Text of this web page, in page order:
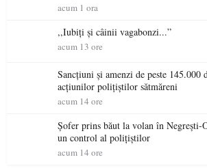
acum 1 ora
,,Iubiți și câinii vagabonzi...”
acum 13 ore
Sancțiuni și amenzi de peste 145.000
acțiunilor polițiștilor sătmăreni
acum 14 ore
Șofer prins băut la volan în Negrești-
un control al polițiștilor
acum 14 ore